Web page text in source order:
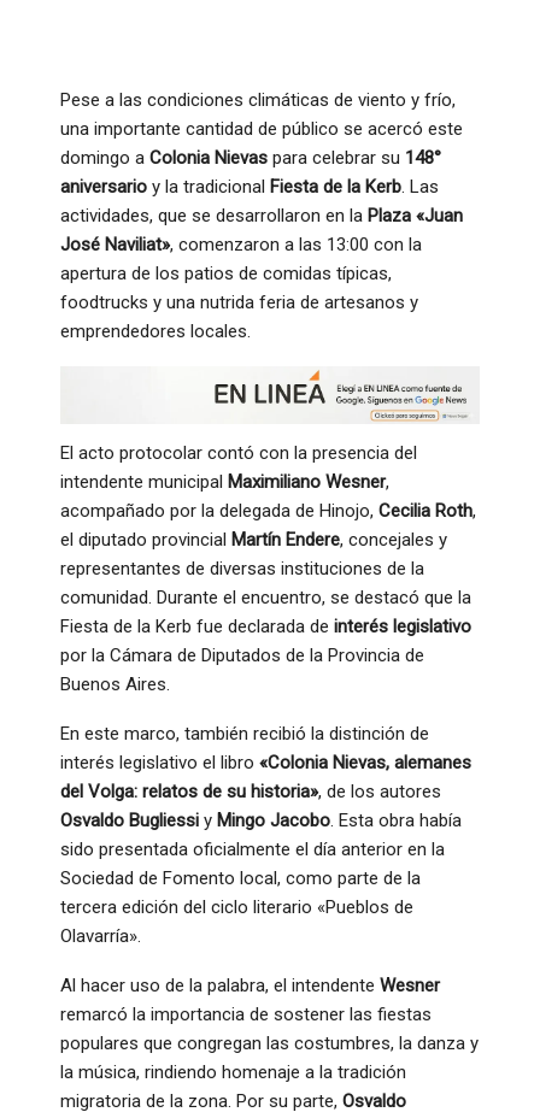
Pese a las condiciones climáticas de viento y frío,
una importante cantidad de público se acercó este
domingo a Colonia Nievas para celebrar su 148°
aniversario y la tradicional Fiesta de la Kerb. Las
actividades, que se desarrollaron en la Plaza «Juan
José Naviliat», comenzaron a las 13:00 con la
apertura de los patios de comidas típicas,
foodtrucks y una nutrida feria de artesanos y
emprendedores locales.
El acto protocolar contó con la presencia del
intendente municipal Maximiliano Wesner,
acompañado por la delegada de Hinojo, Cecilia Roth,
el diputado provincial Martín Endere, concejales y
representantes de diversas instituciones de la
comunidad. Durante el encuentro, se destacó que la
Fiesta de la Kerb fue declarada de interés legislativo
por la Cámara de Diputados de la Provincia de
Buenos Aires.
En este marco, también recibió la distinción de
interés legislativo el libro «Colonia Nievas, alemanes
del Volga: relatos de su historia», de los autores
Osvaldo Bugliessi y Mingo Jacobo. Esta obra había
sido presentada oficialmente el día anterior en la
Sociedad de Fomento local, como parte de la
tercera edición del ciclo literario «Pueblos de
Olavarría».
Al hacer uso de la palabra, el intendente Wesner
remarcó la importancia de sostener las fiestas
populares que congregan las costumbres, la danza y
la música, rindiendo homenaje a la tradición
migratoria de la zona. Por su parte, Osvaldo